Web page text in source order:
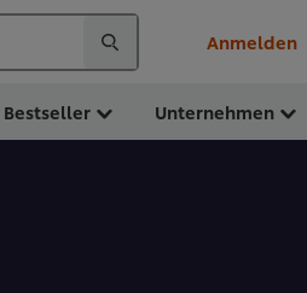
Anmelden
Bestseller Unternehmen